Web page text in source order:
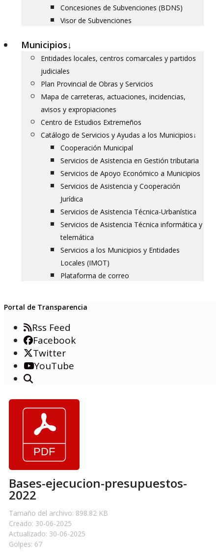
Concesiones de Subvenciones (BDNS)
Visor de Subvenciones
Municipios↓
Entidades locales, centros comarcales y partidos
judiciales
Plan Provincial de Obras y Servicios
Mapa de carreteras, actuaciones, incidencias,
avisos y expropiaciones
Centro de Estudios Extremeños
Catálogo de Servicios y Ayudas a los Municipios↓
Cooperación Municipal
Servicios de Asistencia en Gestión tributaria
Servicios de Apoyo Económico a Municipios
Servicios de Asistencia y Cooperación
Jurídica
Servicios de Asistencia Técnica-Urbanística
Servicios de Asistencia Técnica informática y
telemática
Servicios a los Municipios y Entidades
Locales (IMOT)
Plataforma de correo
Portal de Transparencia
Rss Feed
Facebook
Twitter
YouTube
Bases-ejecucion-presupuestos-
2022
Tamaño del archivo: 898.82 KB
Creado: 30-06-2025
Actualizado: 30-06-2025
Golpes: 67